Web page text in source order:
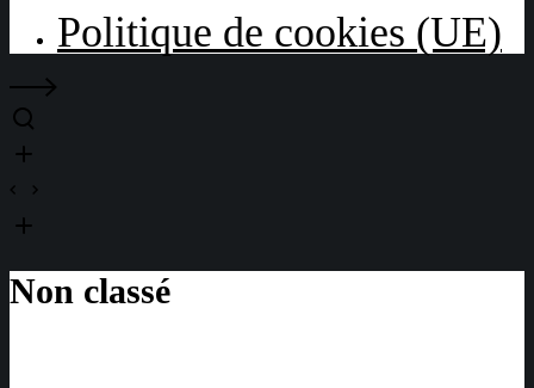
Politique de cookies (UE)
Non classé